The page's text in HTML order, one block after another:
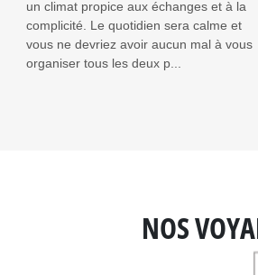
un climat propice aux échanges et à la
complicité. Le quotidien sera calme et
vous ne devriez avoir aucun mal à vous
organiser tous les deux p...
NOS